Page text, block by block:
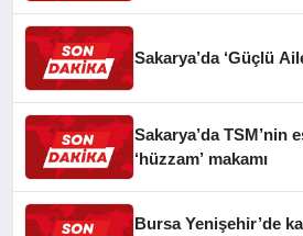
Sakarya’da ‘Güçlü
Sakarya’da TSM’nin
‘hüzzam’ makamı
Bursa Yenişehir’de